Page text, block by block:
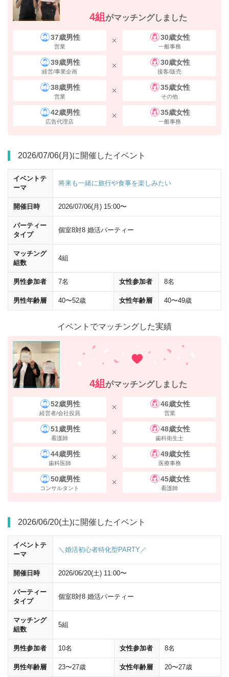
地上ルート
新宿駅西口から へ向かってください。
京王百貨店に沿って進んでください。
4組がマッチングしました
37歳男性
営業
30歳女性
一般事務
39歳男性
経営/事業企画
30歳女性
接客/販売
38歳男性
営業
35歳女性
その他
42歳男性
広告代理店
35歳女性
一般事務
2026/07/06(月)に開催したイベント
イベントテ
ーマ
将来も一緒に旅行や食事を楽しみたい
開催日時 2026/07/06(月) 15:00〜
パーティー
タイプ
個室8対8 婚活パーティー
マッチング
組数
4組
男性参加者 7名 女性参加者 8名
男性年齢層 40〜52歳 女性年齢層 40〜49歳
イベントでマッチングした実績
4組 がマッチングしました
52歳男性
経営者/会社役員
46歳女性
営業
51歳男性
看護師
48歳女性
歯科衛生士
44歳男性
歯科医師
49歳女性
医療事務
50歳男性
コンサルタント
45歳女性
看護師
2026/06/20(土)に開催したイベント
イベントテ
ーマ
＼婚活初心者特化型PARTY／
開催日時 2026/06/20(土) 11:00〜
パーティー
タイプ
個室8対8 婚活パーティー
マッチング
組数
5組
男性参加者 10名 女性参加者 8名
男性年齢層 23〜27歳 女性年齢層 20〜27歳